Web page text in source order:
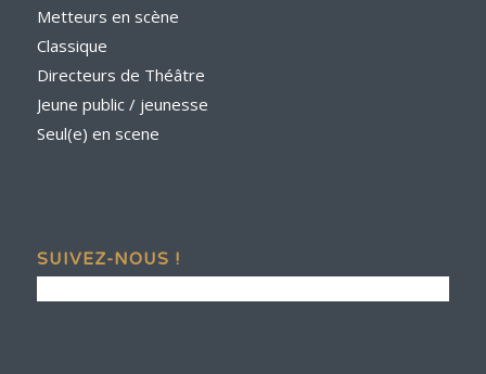
Metteurs en scène
Classique
Directeurs de Théâtre
Jeune public / jeunesse
Seul(e) en scene
SUIVEZ-NOUS !